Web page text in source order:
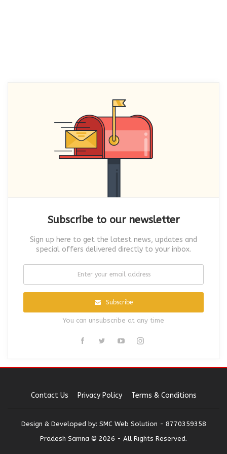
Subscribe to our newsletter
Sign up here to get the latest news, updates and
special offers delivered directly to your inbox.
Subscribe
You can unsubscribe at any time
Contact Us Privacy Policy Terms & Conditions
Design & Developed by: SMC Web Solution - 8770359358
Pradesh Samna © 2026 - All Rights Reserved.